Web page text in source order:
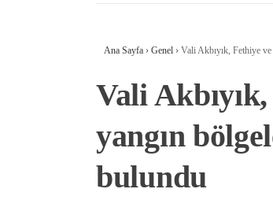
Ana Sayfa › Genel › Vali Akbıyık, Fethiye
Vali
yangın
bulundu